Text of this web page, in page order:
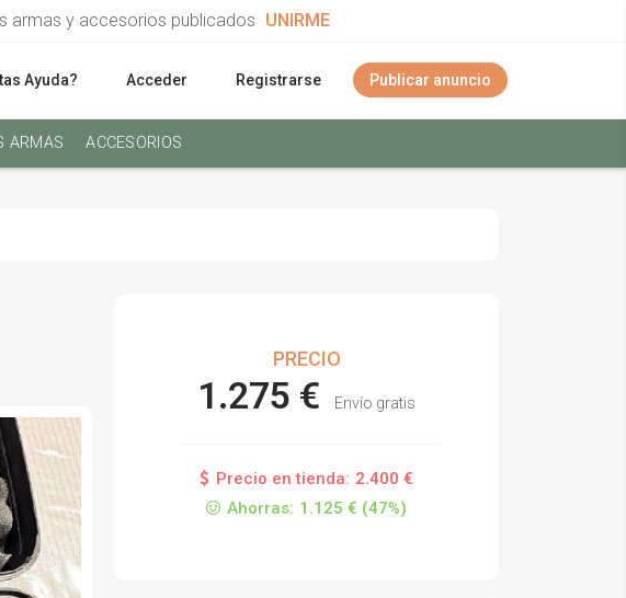
armas y accesorios publicados UNIRME
Ayuda? Acceder Registrarse Publicar anuncio
ARMAS ACCESORIOS
PRECIO
1.275 € Envío gratis
Precio en tienda: 2.400 €
Ahorras: 1.125 € (47%)